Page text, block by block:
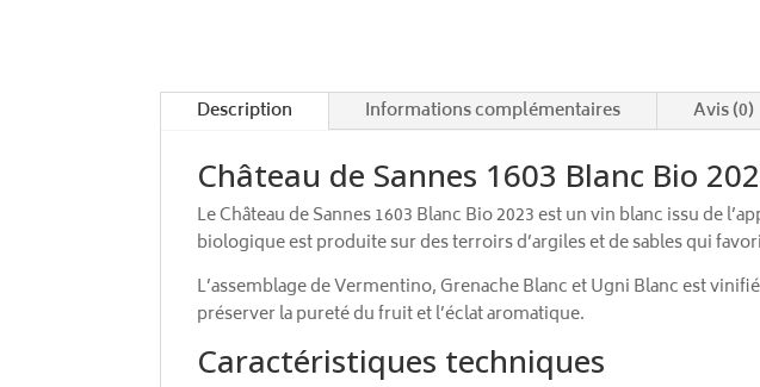
Description Informations complémentaires Avis (0)
Château de Sannes 1603 Blanc Bio
Le Château de Sannes 1603 Blanc Bio 2023 est un vin blanc issu de
biologique est produite sur des terroirs d’argiles et de sables qui
L’assemblage de Vermentino, Grenache Blanc et Ugni Blanc est
préserver la pureté du fruit et l’éclat aromatique.
Caractéristiques techniques